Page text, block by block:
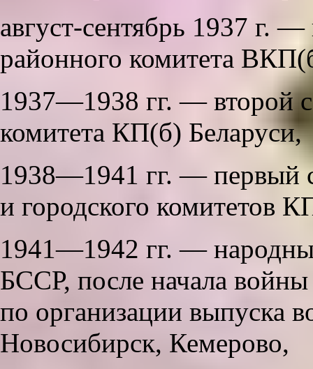
август-сентябрь 1937 г. —
районного комитета
1937—1938 гг. — второй
комитета КП(б) Беларуси,
1938—1941 гг. — первый
и городского комитетов
1941—1942 гг. —
БССР, после начала
по организации выпуска
Новосибирск, Кемерово,